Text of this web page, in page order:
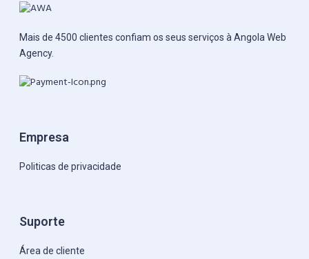
Mais de 4500 clientes confiam os seus serviços à Angola Web
Agency.
Empresa
Politicas de privacidade
Suporte
Área de cliente